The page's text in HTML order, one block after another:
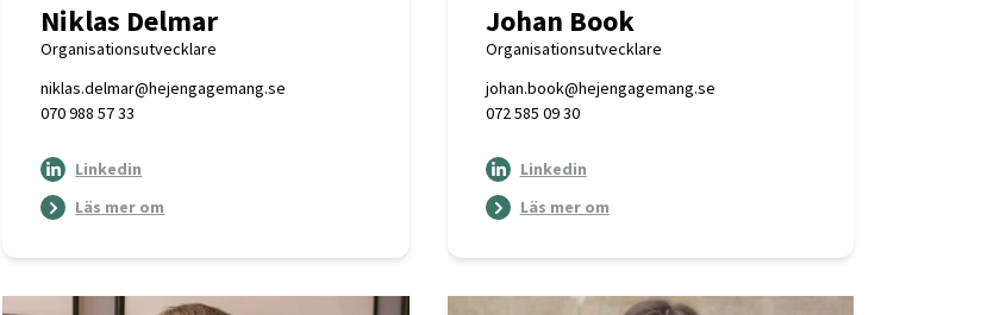
Niklas Delmar
Organisationsutvecklare
niklas.delmar@hejengagemang.se
070 988 57 33
Linkedin
Läs mer om
Johan Book
Organisationsutvecklare
johan.book@hejengagemang.se
072 585 09 30
Linkedin
Läs mer om